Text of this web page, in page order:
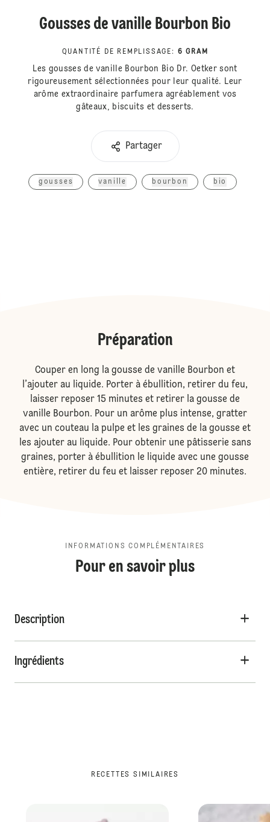
Gousses de vanille Bourbon Bio
QUANTITÉ DE REMPLISSAGE : 6 GRAM
Les gousses de vanille Bourbon Bio Dr. Oetker sont
rigoureusement sélectionnées pour leur qualité. Leur
arôme extraordinaire parfumera agréablement vos
gâteaux, biscuits et desserts.
Partager
gousses vanille bourbon bio
Préparation
Couper en long la gousse de vanille Bourbon et
l’ajouter au liquide. Porter à ébullition, retirer du feu,
laisser reposer 15 minutes et retirer la gousse de
vanille Bourbon. Pour un arôme plus intense, gratter
avec un couteau la pulpe et les graines de la gousse et
les ajouter au liquide. Pour obtenir une pâtisserie sans
graines, porter à ébullition le liquide avec une gousse
entière, retirer du feu et laisser reposer 20 minutes.
INFORMATIONS COMPLÉMENTAIRES
Pour en savoir plus
Description
Ingrédients
RECETTES SIMILAIRES